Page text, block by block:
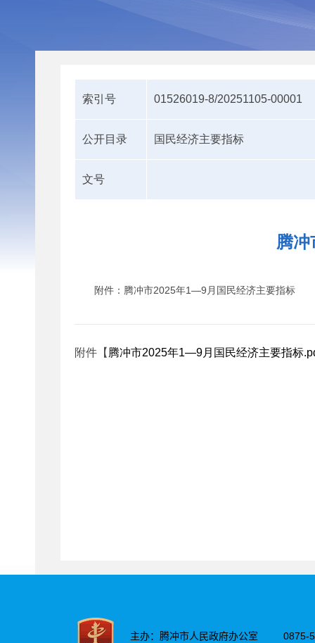
索引号 01526019-8/20251105-00001
公开目录 国民经济主要指标
文号
腾
附件：腾冲市2025年1—9月国民经济主要指标
附件【 腾冲市2025年1—9月国民经济主要指标